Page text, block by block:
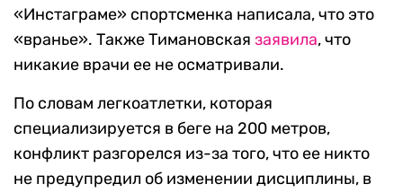
«Инстаграме» спортсменка написала, что это
«вранье». Также Тимановская заявила, что
никакие врачи ее не осматривали.
По словам легкоатлетки, которая
специализируется в беге на 200 метров,
конфликт разгорелся из-за того, что ее никто
не предупредил об изменении дисциплины, в